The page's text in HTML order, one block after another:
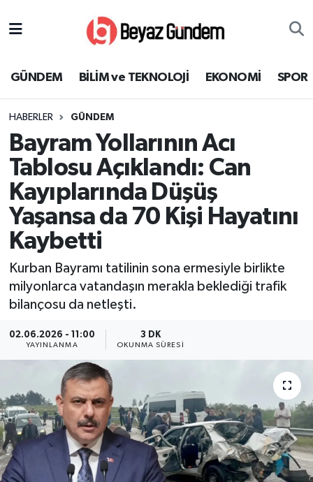
GÜNDEM BİLİM ve TEKNOLOJİ EKONOMİ SPOR
HABERLER GÜNDEM
Bayram Yollarının Acı
Tablosu Açıklandı: Can
Kayıplarında Düşüş
Yaşansa da 70 Kişi Hayatını
Kaybetti
Kurban Bayramı tatilinin sona ermesiyle birlikte
milyonlarca vatandaşın merakla beklediği trafik
bilançosu da netleşti.
02.06.2026 - 11:00
YAYINLANMA
3 DK
OKUNMA SÜRESI
EKONOMİ
SPOR
SAĞLIK
EĞİTİM
KÜLTÜR SANAT
MAGAZİN
YEREL
Süper Lig Puan Durumu ve Fikstür
Tüm Manşetler
Son Dakika Haberleri
Haber Arşivi